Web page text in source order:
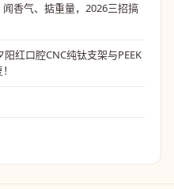
香气、掂重量，2026三招搞
红口腔CNC纯钛支架与PEEK